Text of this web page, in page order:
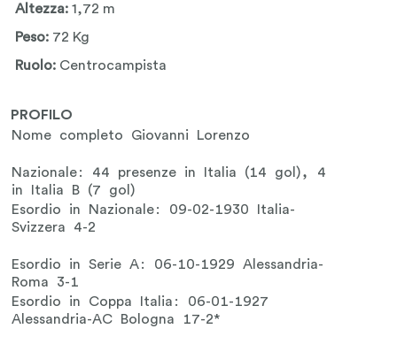
Altezza:1,72 m
Peso: 72 Kg
Ruolo: Centrocampista
PROFILO
Nome completo Giovanni Lorenzo
Nazionale: 44 presenze in Italia (14 gol), 4
in Italia B (7 gol)
Esordio in Nazionale: 09-02-1930 Italia-
Svizzera 4-2
Esordio in Serie A: 06-10-1929 Alessandria-
Roma 3-1
Esordio in Coppa Italia: 06-01-1927
Alessandria-AC Bologna 17-2*